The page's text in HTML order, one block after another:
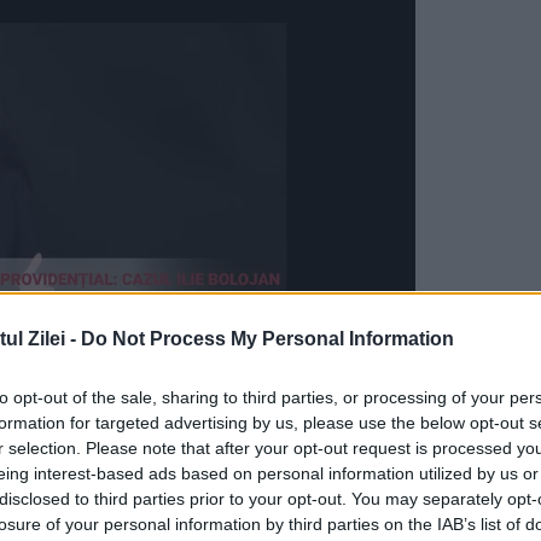
Zilei - Do Not Process My Personal Information
opt-out of the sale, sharing to third parties, or processing of your
for targeted advertising by us, please use the below opt-out
selection. Please note that after your opt-out request is processed
interest-based ads based on personal information utilized by us
to third parties prior to your opt-out. You may separately
of your personal information by third parties on the IAB’s list of
am fost întotdeauna numai în PSD şi aici voi
anunţul lui Ghiţă potrivit căruia va
partid de stânga.